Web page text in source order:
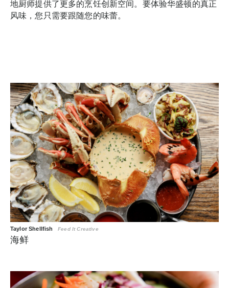
地厨师提供了更多的烹饪创新空间。要体验华盛顿的真正
风味，您只需要跟随您的味蕾。
Taylor Shellfish Feed It Creative
海鲜